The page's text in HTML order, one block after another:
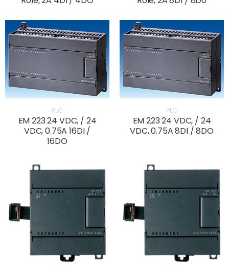
PLC
EM 223 24 VDC, / 24
VDC, 0.75A 16DI /
16DO
PLC
EM 223 24 VDC, / 24
VDC, 0.75A 8DI / 8DO